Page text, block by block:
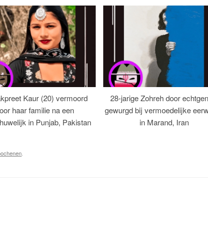
Kaur (20) vermoord
haar familie na een
in Punjab, Pakistan
28-jarige Zohreh door
gewurgd bij vermoedelijke
in Marand, Iran